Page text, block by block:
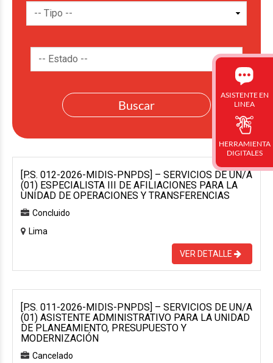
[P.S. 012-2026-MIDIS-PNPDS] – SERVICIOS DE UN/A
(01) ESPECIALISTA III DE AFILIACIONES PARA LA
UNIDAD DE OPERACIONES Y TRANSFERENCIAS
Concluido
Lima
VER DETALLE
[P.S. 011-2026-MIDIS-PNPDS] – SERVICIOS DE UN/A
(01) ASISTENTE ADMINISTRATIVO PARA LA UNIDAD
DE PLANEAMIENTO, PRESUPUESTO Y
MODERNIZACIÓN
Cancelado
ASISTENTE EN
LINEA
HERRAMIENTA
DIGITALES